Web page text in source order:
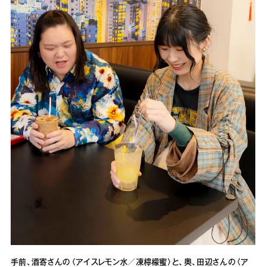
手前、酒寄さんの〈アイスレモン水／凍檸檬蜜〉と、奥、田辺さんの〈ア